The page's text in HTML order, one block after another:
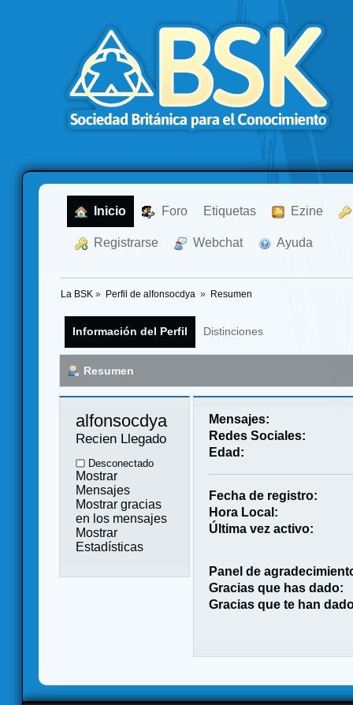
Inicio Foro Etiquetas Ezine
Registrarse Webchat Ayuda
La BSK » Perfil de alfonsocdya » Resumen
Información del Perfil Distinciones
Resumen
alfonsocdya
Recien Llegado
Desconectado
Mostrar
Mensajes
Mostrar gracias
en los mensajes
Mostrar
Estadísticas
Mensajes:
Redes Sociales:
Edad:
Fecha de registro:
Hora Local:
Última vez activo:
Panel de
Gracias que has dado:
Gracias que te han